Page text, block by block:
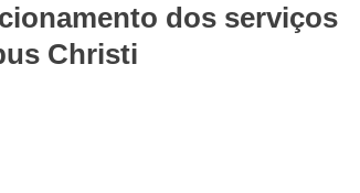
dos serviços
Christi